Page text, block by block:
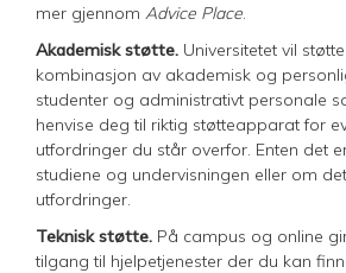
mer gjennom Advice Place
Akademisk støtte. Universitetet vil
kombinasjon av akademisk og
studenter og administrativt personale
henvise deg til riktig støtteapparat for
utfordringer du står overfor. Enten det
studiene og undervisningen eller om
utfordringer.
Teknisk støtte. På campus og online
tilgang til hjelpetjenester der du kan